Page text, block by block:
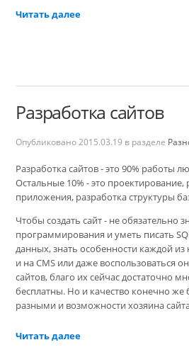
Читать далее
Разработка сайтов
Опубликовано 2015.03.19 в разделе
Разработка сайтов - это 90% работы
Остальные 10% - это проектирование,
приложения, разработка структуры
Чтобы создать сайт - не обязательно
программирования и уметь писать
данных, знать особенности каждой
и на CMS или даже воспользоваться
сайтов, благо их сейчас достаточно
бесплатны. Но и качество конечно же
разными и возможности хозяина
Читать далее